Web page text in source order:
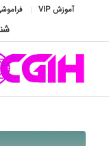
آموزش VIP